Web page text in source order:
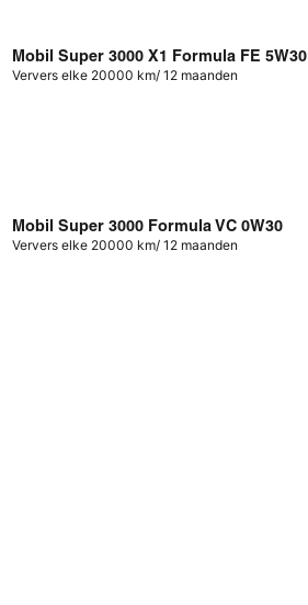
Mobil Super 3000 X1 Formula FE 5W30
Ververs elke 20000 km/ 12 maanden
Mobil Super 3000 Formula VC 0W30
Ververs elke 20000 km/ 12 maanden